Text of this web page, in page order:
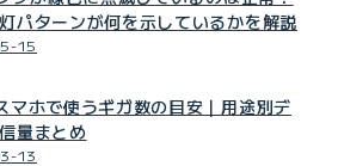
パターンが何を示しているかを解説
15
マホで使うギガ数の目安｜用途別デ
量まとめ
13